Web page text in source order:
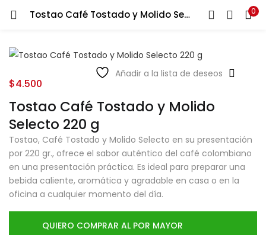
Tostao Café Tostado y Molido Selecto 220 g 0
Añadir a la lista de deseos
Tostao Café Tostado y Molido
Selecto 220 g
$4.500
Tostao, Café Tostado y Molido Selecto en su presentación
por 220 gr., ofrece el sabor auténtico del café colombiano
en una presentación práctica. Es ideal para preparar una
bebida caliente, aromática y agradable en casa o en la
oficina a cualquier momento del día.
QUIERO COMPRAR AL POR MAYOR
LOGIN
Ingresa tu correo y contraseña para iniciar sesión.
Recuérdame
Login
Lost password?